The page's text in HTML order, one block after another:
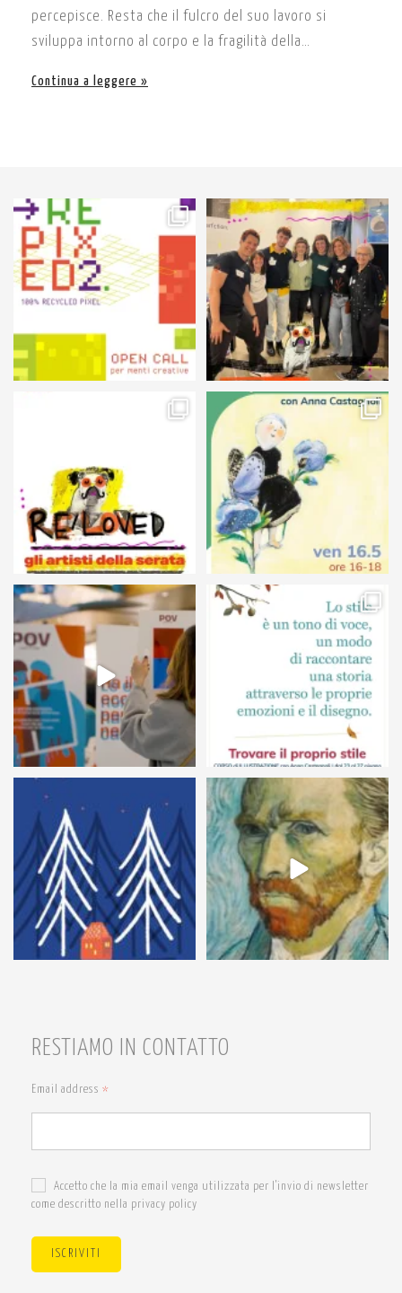
percepisce. Resta che il fulcro del suo lavoro si
sviluppa intorno al corpo e la fragilità della…
Continua a leggere
59 89 3
127 4
24 0
7
RESTIAMO IN CONTATTO
Email address *
Accetto che la mia email venga utilizzata per l'invio di newsletter
come descritto nella privacy policy
ISCRIVITI